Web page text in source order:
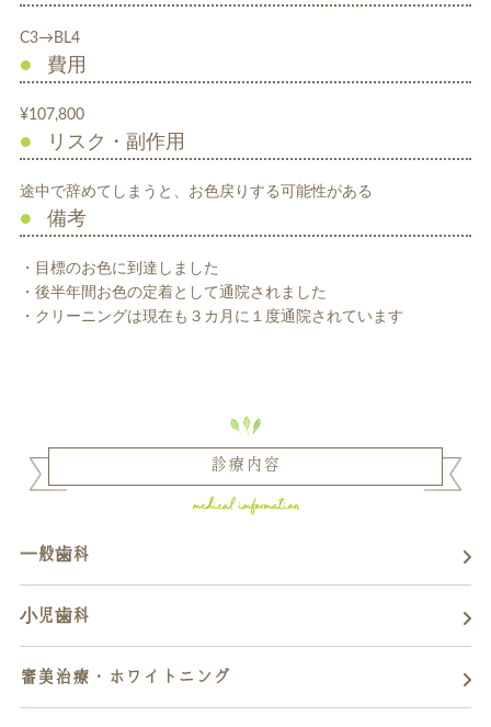
医院からのお知らせ
歯科コラム
C3→BL4
費用
¥107,800
リスク・副作用
途中で辞めてしまうと、お色戻りする可能性がある
備考
・目標のお色に到達しました
・後半年間お色の定着として通院されました
・クリーニングは現在も３カ月に１度通院されています
診療内容
一般歯科
小児歯科
審美治療・ホワイトニング